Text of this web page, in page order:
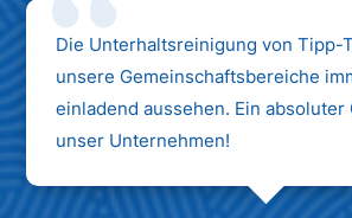
Die Unterhaltsreinigung von Tipp-
unsere Gemeinschaftsbereiche
einladend aussehen. Ein absoluter
unser Unternehmen!